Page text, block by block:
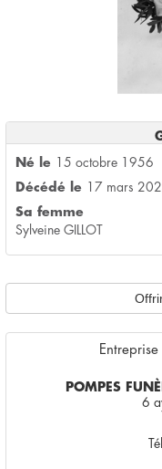
Né le
15 octobre 1956
Décédé le
17 mars
Sa femme
Sylveine GILLOT
POMPES
6